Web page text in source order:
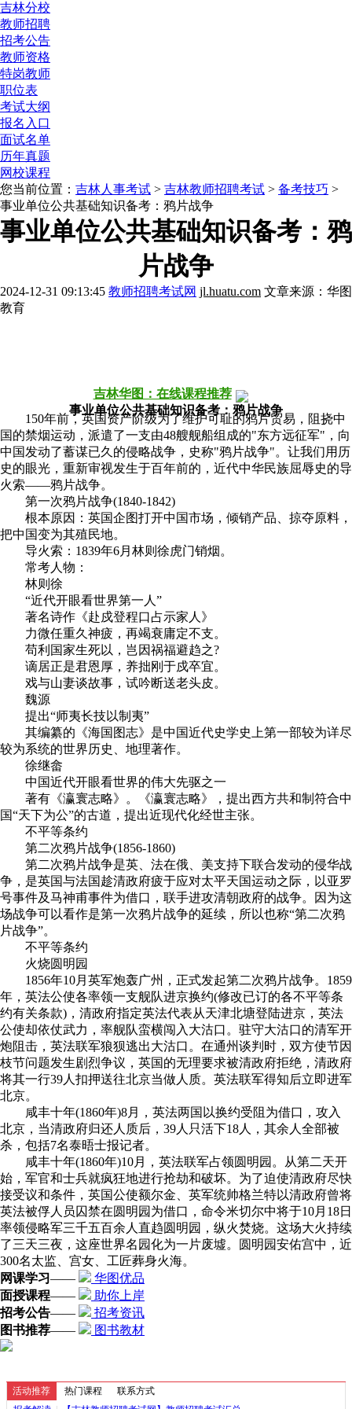
吉林分校
教师招聘
招考公告
教师资格
特岗教师
职位表
考试大纲
报名入口
面试名单
历年真题
网校课程
您当前位置： 吉林人事考试 > 吉林教师招聘考试 > 备考技巧 >
事业单位公共基础知识备考：鸦片战争
事业单位公共基础知识备考：鸦
片战争
2024-12-31 09:13:45 教师招聘考试网 jl.huatu.com 文章来源：华图
教育
吉林华图：在线课程推荐
事业单位公共基础知识备考：鸦片战争
150年前，英国资产阶级为了维护可耻的鸦片贸易，阻挠中
国的禁烟运动，派遣了一支由48艘舰船组成的"东方远征军"，向
中国发动了蓄谋已久的侵略战争，史称"鸦片战争"。让我们用历
史的眼光，重新审视发生于百年前的，近代中华民族屈辱史的导
火索——鸦片战争。
第一次鸦片战争(1840-1842)
根本原因：英国企图打开中国市场，倾销产品、掠夺原料，
把中国变为其殖民地。
导火索：1839年6月林则徐虎门销烟。
常考人物：
林则徐
“近代开眼看世界第一人”
著名诗作《赴戍登程口占示家人》
力微任重久神疲，再竭衰庸定不支。
苟利国家生死以，岂因祸福避趋之?
谪居正是君恩厚，养拙刚于戍卒宜。
戏与山妻谈故事，试吟断送老头皮。
魏源
提出“师夷长技以制夷”
其编纂的《海国图志》是中国近代史学史上第一部较为详尽
较为系统的世界历史、地理著作。
徐继畲
中国近代开眼看世界的伟大先驱之一
著有《瀛寰志略》。《瀛寰志略》，提出西方共和制符合中
国“天下为公”的古道，提出近现代化经世主张。
不平等条约
第二次鸦片战争(1856-1860)
第二次鸦片战争是英、法在俄、美支持下联合发动的侵华战
争，是英国与法国趁清政府疲于应对太平天国运动之际，以亚罗
号事件及马神甫事件为借口，联手进攻清朝政府的战争。因为这
场战争可以看作是第一次鸦片战争的延续，所以也称“第二次鸦
片战争”。
不平等条约
火烧圆明园
1856年10月英军炮轰广州，正式发起第二次鸦片战争。1859
年，英法公使各率领一支舰队进京换约(修改已订的各不平等条
约有关条款)，清政府指定英法代表从天津北塘登陆进京，英法
公使却依仗武力，率舰队蛮横闯入大沽口。驻守大沽口的清军开
炮阻击，英法联军狼狈逃出大沽口。在通州谈判时，双方使节因
枝节问题发生剧烈争议，英国的无理要求被清政府拒绝，清政府
将其一行39人扣押送往北京当做人质。英法联军得知后立即进军
北京。
咸丰十年(1860年)8月，英法两国以换约受阻为借口，攻入
北京，当清政府归还人质后，39人只活下18人，其余人全部被
杀，包括7名泰晤士报记者。
咸丰十年(1860年)10月，英法联军占领圆明园。从第二天开
始，军官和士兵就疯狂地进行抢劫和破坏。为了迫使清政府尽快
接受议和条件，英国公使额尔金、英军统帅格兰特以清政府曾将
英法被俘人员囚禁在圆明园为借口，命令米切尔中将于10月18日
率领侵略军三千五百余人直趋圆明园，纵火焚烧。这场大火持续
了三天三夜，这座世界名园化为一片废墟。圆明园安佑宫中，近
300名太监、宫女、工匠葬身火海。
网课学习——
华图优品
面授课程——
助你上岸
招考公告——
招考资讯
图书推荐—— 图书教材
活动推荐 热门课程 联系方式